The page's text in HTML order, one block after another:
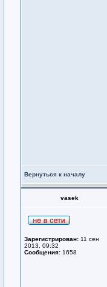
Вернуться к началу
vasek
Зарегистрирован: 11 сен
2013, 09:32
Сообщения: 1658